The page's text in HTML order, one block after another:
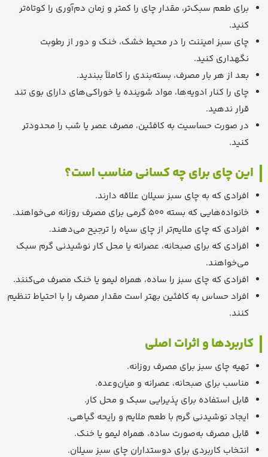
برای طعم سبک‌تر، مقدار چای را کمتر و زمان دم‌آوری را کوتاه‌تر
کنید.
چای سبز امیننت را در محیط خشک، خنک و دور از رطوبت
نگهداری کنید.
بعد از هر بار مصرف، بسته‌بندی را کاملاً ببندید.
چای را کنار ادویه‌ها، مواد شوینده یا خوراکی‌های دارای بوی تند
قرار ندهید.
در صورت حساسیت به کافئین، مصرف عصر یا شب را محدودتر
کنید.
این چای برای چه کسانی مناسب است؟
افرادی که به چای سبز سیلان علاقه دارند.
خانواده‌هایی که بسته 500 گرمی برای مصرف روزانه می‌خواهند.
افرادی که چای ملایم‌تر از چای سیاه را ترجیح می‌دهند.
افرادی که برای صبحانه، عصرانه یا محل کار نوشیدنی گرم سبک
می‌خواهند.
افرادی که چای سبز را ساده، همراه لیمو یا خنک مصرف می‌کنند.
افراد حساس به کافئین بهتر است مقدار مصرف را با احتیاط تنظیم
کنند.
کاربردها و اثرات اصلی
تهیه چای سبز برای مصرف روزانه.
مناسب برای صبحانه، عصرانه و میان‌وعده.
قابل استفاده برای پذیرایی سبک و محل کار.
ایجاد نوشیدنی گرم با طعم ملایم و رایحه گیاهی.
قابل مصرف به‌صورت ساده، همراه لیمو یا خنک.
انتخاب کاربردی برای دوستداران چای سبز سیلان.